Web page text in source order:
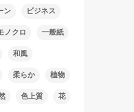
ン ビジネス
ノクロ 一般紙
和風
柔らか 植物
色上質 花